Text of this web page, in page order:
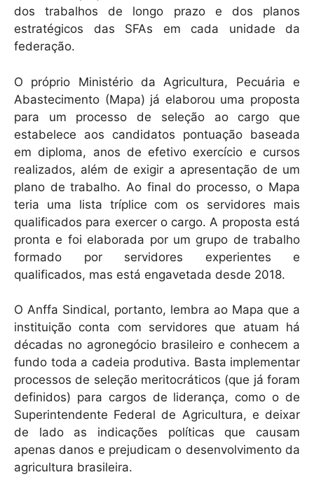
dos trabalhos de longo prazo e dos planos
estratégicos das SFAs em cada unidade da
federação.
O próprio Ministério da Agricultura, Pecuária e
Abastecimento (Mapa) já elaborou uma proposta
para um processo de seleção ao cargo que
estabelece aos candidatos pontuação baseada
em diploma, anos de efetivo exercício e cursos
realizados, além de exigir a apresentação de um
plano de trabalho. Ao final do processo, o Mapa
teria uma lista tríplice com os servidores mais
qualificados para exercer o cargo. A proposta está
pronta e foi elaborada por um grupo de trabalho
formado por servidores experientes e
qualificados, mas está engavetada desde 2018.
O Anffa Sindical, portanto, lembra ao Mapa que a
instituição conta com servidores que atuam há
décadas no agronegócio brasileiro e conhecem a
fundo toda a cadeia produtiva. Basta implementar
processos de seleção meritocráticos (que já foram
definidos) para cargos de liderança, como o de
Superintendente Federal de Agricultura, e deixar
de lado as indicações políticas que causam
apenas danos e prejudicam o desenvolvimento da
agricultura brasileira.